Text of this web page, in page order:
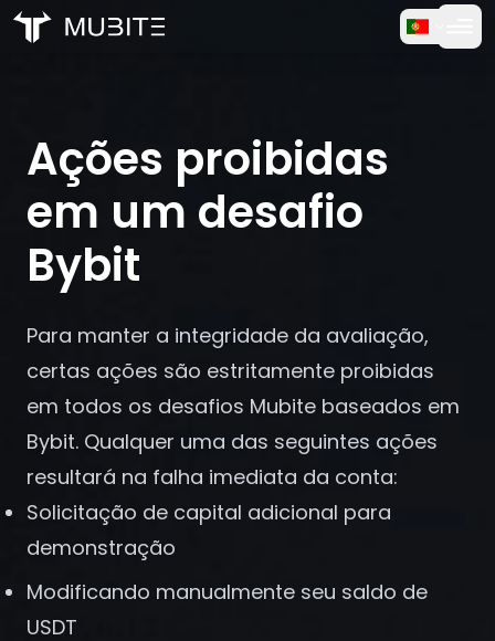
FAQ
Depoimentos
Trading
Sobre Nós
Entrar
Ações proibidas em um desafio Bybit
Ações proibidas
em um desafio
Bybit
Para manter a integridade da avaliação,
certas ações são estritamente proibidas
em todos os desafios Mubite baseados em
Bybit. Qualquer uma das seguintes ações
resultará na falha imediata da conta:
Solicitação de capital adicional para
demonstração
Modificando manualmente seu saldo de
USDT